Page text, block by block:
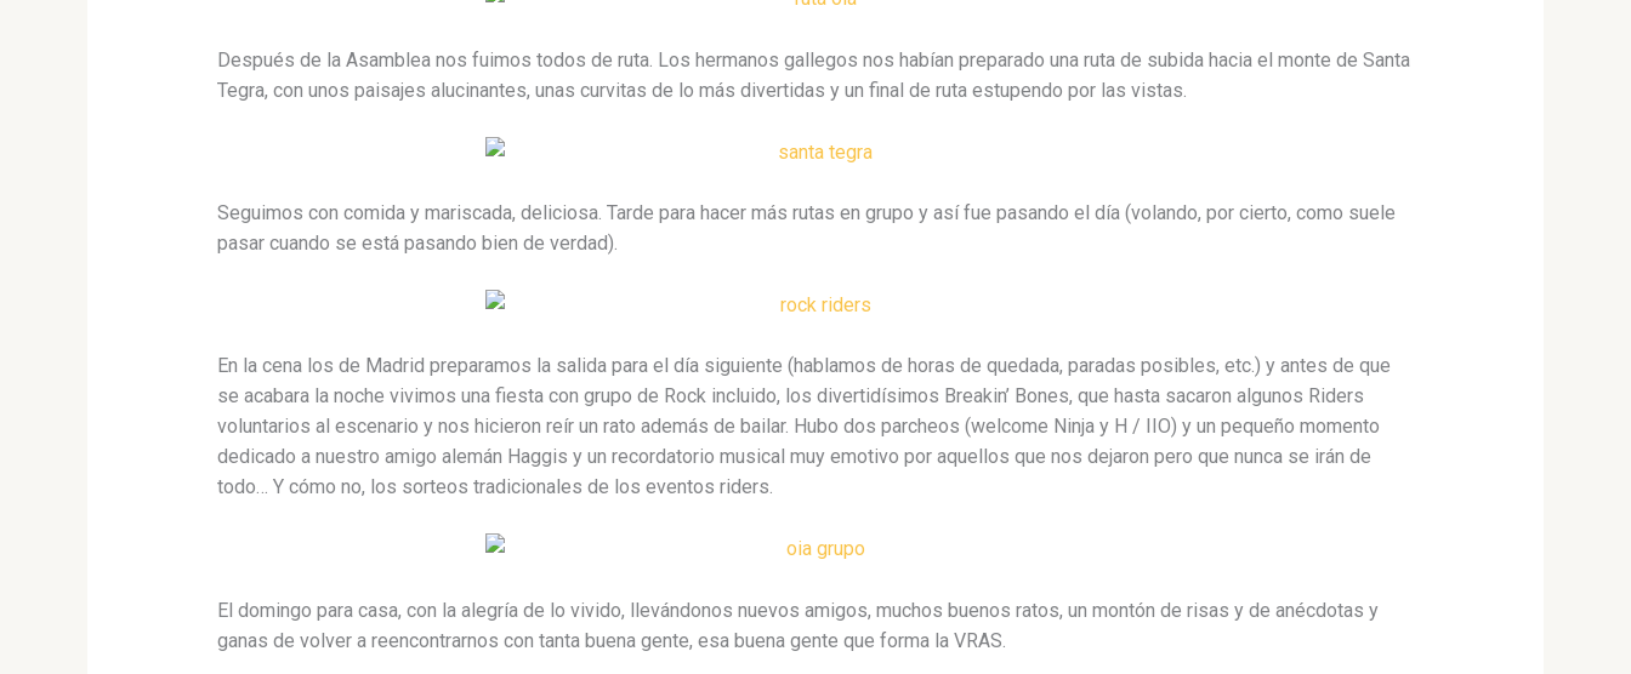
Después de la Asamblea nos fuimos todos de ruta. Los hermanos gallegos nos habían preparado una ruta de subida hacia el monte de Santa
Tegra, con unos paisajes alucinantes, unas curvitas de lo más divertidas y un final de ruta estupendo por las vistas.
Seguimos con comida y mariscada, deliciosa. Tarde para hacer más rutas en grupo y así fue pasando el día (volando, por cierto, como suele
pasar cuando se está pasando bien de verdad).
En la cena los de Madrid preparamos la salida para el día siguiente (hablamos de horas de quedada, paradas posibles, etc.) y antes de que
se acabara la noche vivimos una fiesta con grupo de Rock incluido, los divertidísimos Breakin’ Bones, que hasta sacaron algunos Riders
voluntarios al escenario y nos hicieron reír un rato además de bailar. Hubo dos parcheos (welcome Ninja y H / IIO) y un pequeño momento
dedicado a nuestro amigo alemán Haggis y un recordatorio musical muy emotivo por aquellos que nos dejaron pero que nunca se irán de
todo… Y cómo no, los sorteos tradicionales de los eventos riders.
El domingo para casa, con la alegría de lo vivido, llevándonos nuevos amigos, muchos buenos ratos, un montón de risas y de anécdotas y
ganas de volver a reencontrarnos con tanta buena gente, esa buena gente que forma la VRAS.